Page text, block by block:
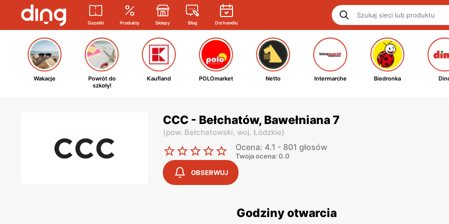
Gazetki Produkty Sklepy Blog Dni handlu
Wakacje
Powrót do
szkoły!
Kaufland POLOmarket Netto Intermarche Biedronka
CCC - Bełchatów, Bawełniana 7
(pow. Bełchatowski, woj. Łódzkie)
Ocena: 4.1 - 801 głosów
Twoja ocena: 0.0
OBSERWUJ
Godziny otwarcia